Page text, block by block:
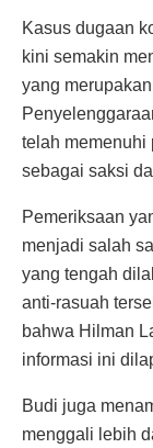
Kasus dugaan
kini semakin
yang
telah memenuhi
sebagai saksi
Pemeriksaan
menjadi salah
yang tengah
anti-rasuah
bahwa Hilman
informasi ini
Budi juga
menggali lebih